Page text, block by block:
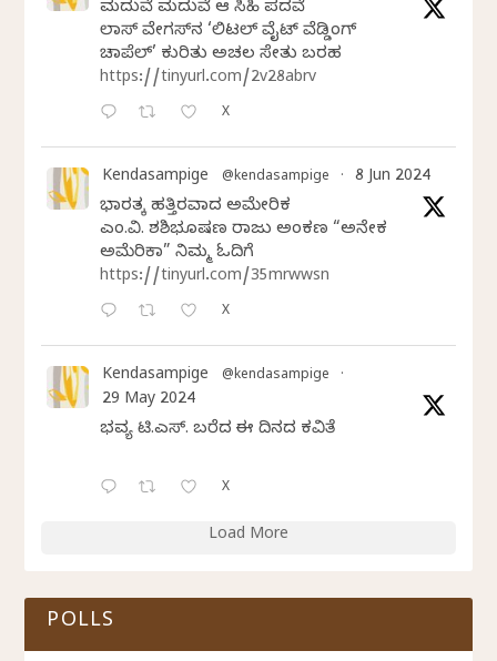
ಮದುವೆ ಮದುವೆ ಆ ಸಿಹಿ ಪದವೆ
ಲಾಸ್‌ ವೇಗಸ್‌ನ ‘ಲಿಟಲ್ ವೈಟ್ ವೆಡ್ಡಿಂಗ್
ಚಾಪೆಲ್’ ಕುರಿತು ಅಚಲ ಸೇತು ಬರಹ
https://tinyurl.com/2v28abrv
X
Kendasampige @kendasampige · 8 Jun 2024
ಭಾರತಕ್ಕೆ ಹತ್ತಿರವಾದ ಅಮೇರಿಕ
ಎಂ.ವಿ. ಶಶಿಭೂಷಣ ರಾಜು ಅಂಕಣ “ಅನೇಕ
ಅಮೆರಿಕಾ” ನಿಮ್ಮ ಓದಿಗೆ
https://tinyurl.com/35mrwwsn
X
Kendasampige @kendasampige ·
29 May 2024
ಭವ್ಯ ಟಿ.ಎಸ್. ಬರೆದ ಈ ದಿನದ ಕವಿತೆ
X
Load More
POLLS